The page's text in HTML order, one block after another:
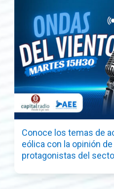
Conoce los temas de
eólica con la opinión
protagonistas del